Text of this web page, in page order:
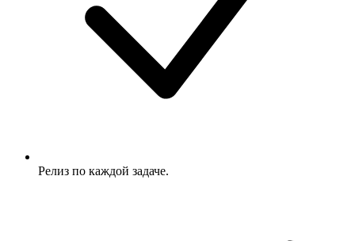
Релиз по каждой задаче.